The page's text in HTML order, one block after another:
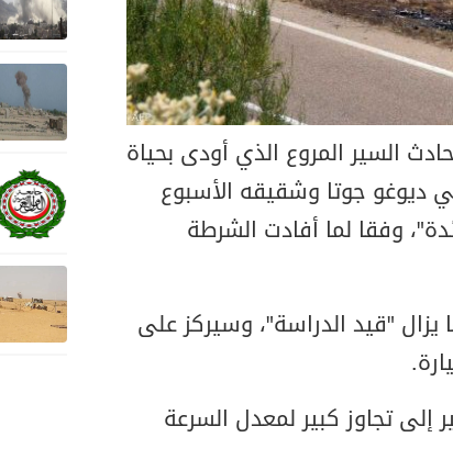
السير المروع الذي أودى بحياة
ديوغو جوتا وشقيقه الأسبوع
وفقا لما أفادت الشرطة
يزال "قيد الدراسة"، وسيركز على
تجاوز كبير لمعدل السرعة